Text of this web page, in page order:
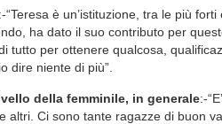
:-“Teresa è un’istituzione, tra le più forti
ha dato il suo contributo per
tutto per ottenere qualcosa,
dire niente di più”.
della femminile, in generale:-
altri. Ci sono tante ragazze di buon